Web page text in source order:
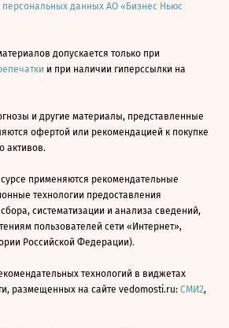
данных АО «Бизнес Ньюс
допускается только при
и при наличии гиперссылки на
и другие материалы, представленные
офертой или рекомендацией к покупке
активов.
применяются рекомендательные
технологии предоставления
систематизации и анализа сведений,
пользователей сети «Интернет»,
Российской Федерации).
технологий в виджетах
размещенных на сайте vedomosti.ru: СМИ2,